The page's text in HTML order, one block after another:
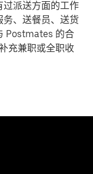
过派送方面的工作
、送餐员、送货
Postmates 的合
充兼职或全职收